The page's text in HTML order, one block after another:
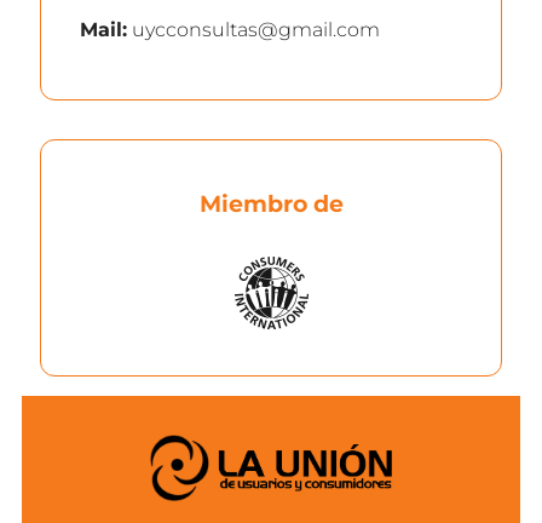
Mail: uycconsultas@gmail.com
Miembro de